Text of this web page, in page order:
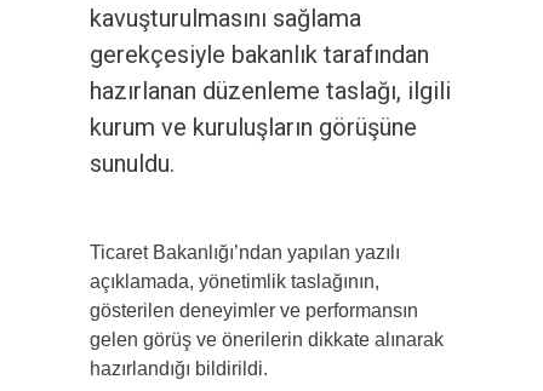
kavuşturulmasını sağlama
gerekçesiyle bakanlık tarafından
hazırlanan düzenleme taslağı, ilgili
kurum ve kuruluşların görüşüne
sunuldu.
Ticaret Bakanlığı’ndan yapılan yazılı
açıklamada, yönetimlik taslağının,
gösterilen deneyimler ve performansın
gelen görüş ve önerilerin dikkate alınarak
hazırlandığı bildirildi.